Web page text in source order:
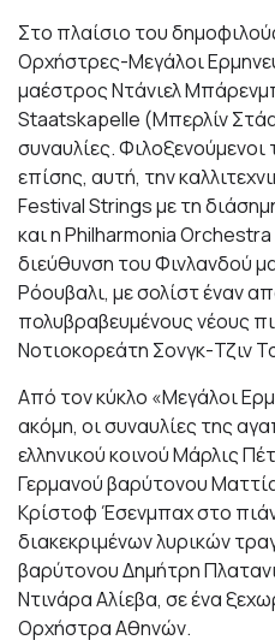
Στο πλαίσιο του
Ορχήστρες-Μεγάλοι
μαέστρος Ντάνιελ
Staatskapelle (Μπερλίν
συναυλίες. Φιλοξενούμενοι
επίσης, αυτή, την
Festival Strings με τη
και η Philharmonia
διεύθυνση του Φινλανδού
Ρόουβαλι, με σολίστ έναν
πολυβραβευμένους νέους
Νοτιοκορεάτη Σονγκ-Τζιν
Από τον κύκλο «Μεγάλοι
ακόμη, οι συναυλίες της
ελληνικού κοινού Μάρλις
Γερμανού βαρύτονου
Kρίστοφ Έσενμπαχ στο
διακεκριμένων λυρικών
βαρύτονου Δημήτρη
Ντινάρα Αλίεβα, σε ένα
Ορχήστρα Αθηνών.